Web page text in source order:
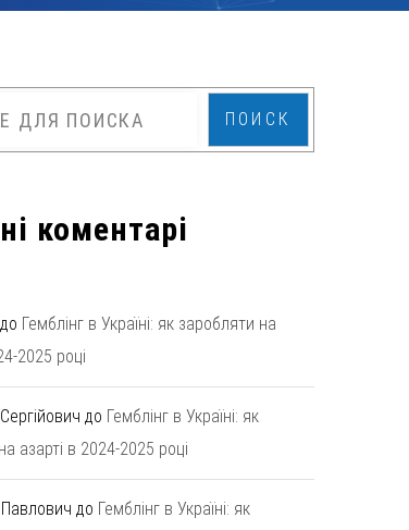
ПОИСК
коментарі
до Гемблінг в Україні: як заробляти на
2025 році
до Гемблінг в Україні: як
азарті в 2024-2025 році
Павлович до Гемблінг в Україні: як